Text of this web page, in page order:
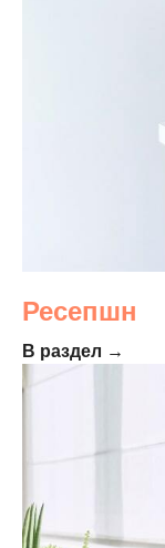
Ресепшн
В раздел →